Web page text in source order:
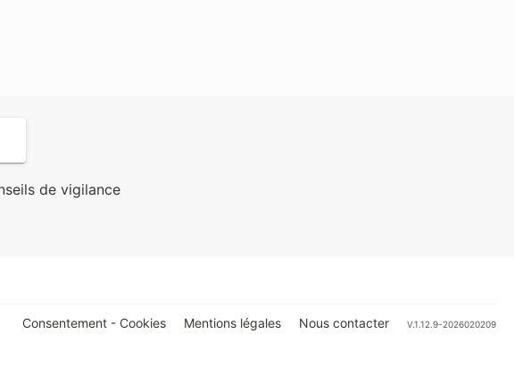
de vigilance
Consentement - Cookies Mentions légales Nous contacter V.1.12.9-2026020209